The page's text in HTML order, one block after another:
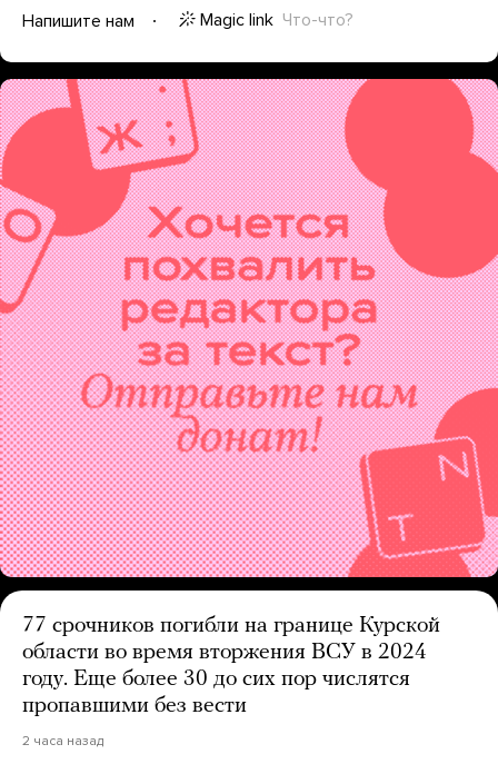
Напишите нам
Magic link Что-что?
77 срочников погибли на границе Курской
области во время вторжения ВСУ в 2024
году. Еще более 30 до сих пор числятся
пропавшими без вести
2 часа назад